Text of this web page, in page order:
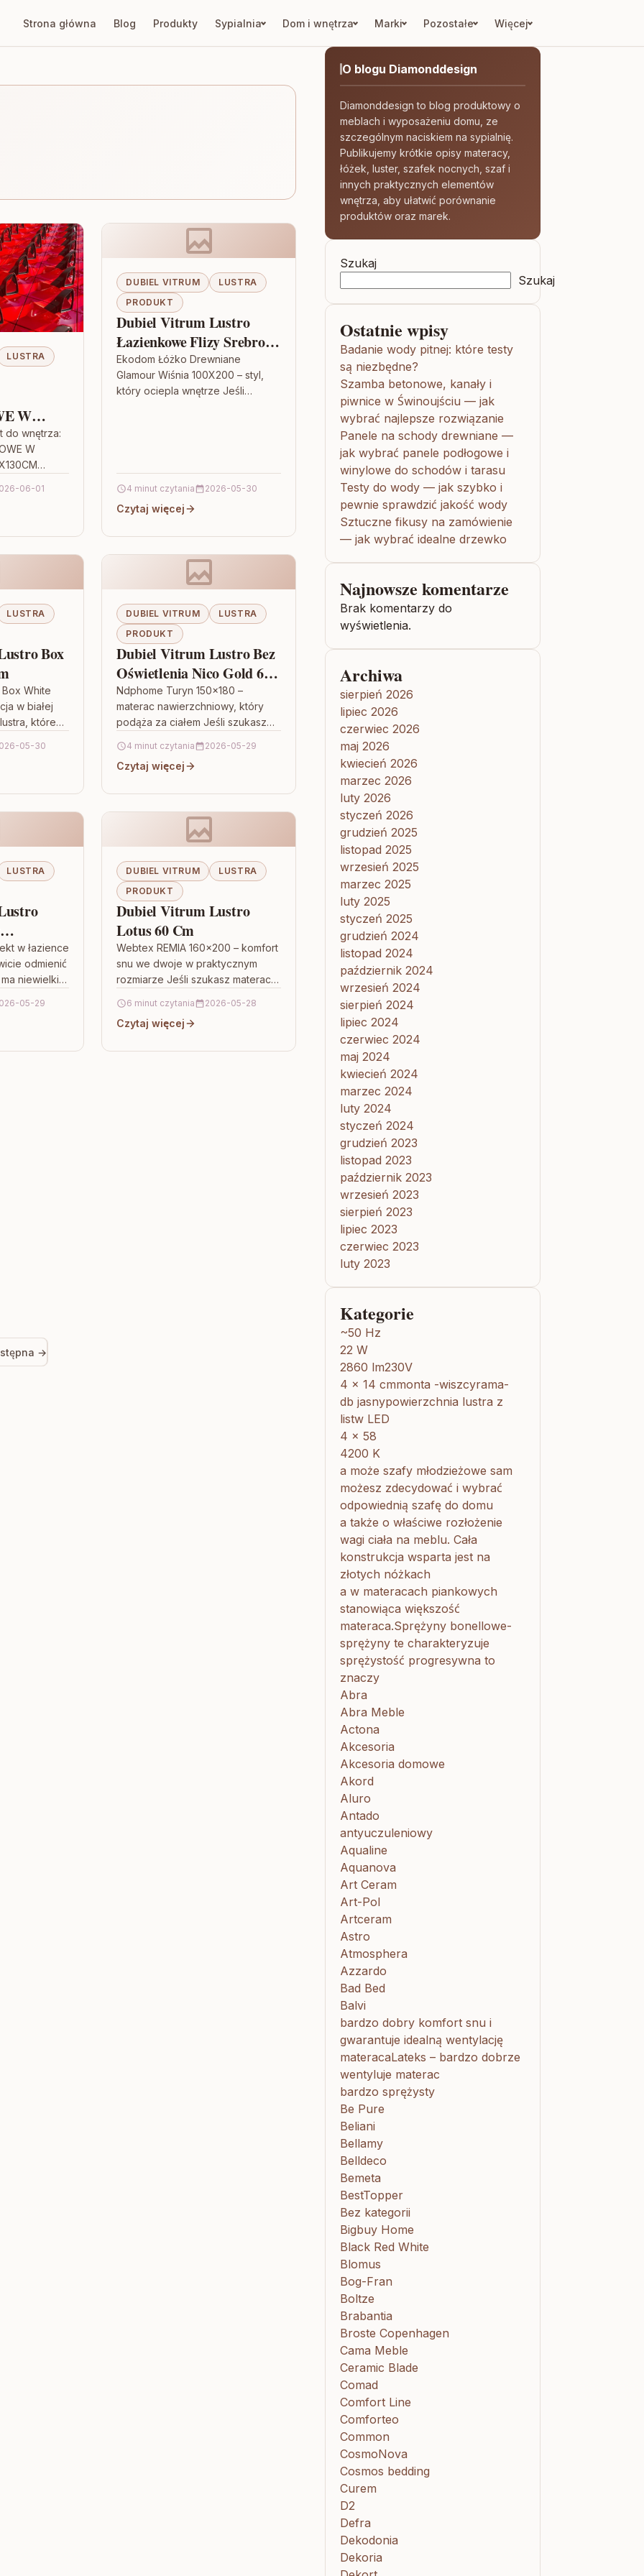
Strona główna Blog Produkty Sypialnia Dom i wnętrza Marki Pozostałe Więcej
LUSTRA
W
do wnętrza:
W
LUSTRO
06-01
DUBIEL VITRUM
LUSTRA
PRODUKT
Dubiel Vitrum Lustro
Łazienkowe Flizy Srebro
30 Cm
Ekodom Łóżko Drewniane
Glamour Wiśnia 100X200 – styl,
który ociepla wnętrze Jeśli
4 minut czytania 2026-05-30
Czytaj więcej
LUSTRA
Box
White
w białej
które
05-30
DUBIEL VITRUM
LUSTRA
PRODUKT
Dubiel Vitrum Lustro Bez
Oświetlenia Nico Gold 60
84844938
Ndphome Turyn 150×180 –
materac nawierzchniowy, który
podąża za ciałem Jeśli szukasz
snu bez wymiany całego łóżka,
Ndphome Turyn 150×180…
4 minut czytania 2026-05-29
Czytaj więcej
LUSTRA
Srebro
w łazience
odmienić
niewielki
Flizy
05-29
DUBIEL VITRUM
LUSTRA
PRODUKT
Dubiel Vitrum Lustro
Lotus 60 Cm
Webtex REMIA 160×200 – komfort
snu we dwoje w praktycznym
rozmiarze Jeśli szukasz materaca
rozsądną przestrzeń, a
jednocześnie daje realne
6 minut czytania 2026-05-28
Czytaj więcej
→
O blogu Diamonddesign
Diamonddesign to blog produktowy o
meblach i wyposażeniu domu, ze
szczególnym naciskiem na sypialnię.
Publikujemy krótkie opisy materacy,
łóżek, luster, szafek nocnych, szaf i
innych praktycznych elementów
wnętrza, aby ułatwić porównanie
produktów oraz marek.
Szukaj
Szukaj
Ostatnie wpisy
Badanie wody pitnej: które testy
są niezbędne?
Szamba betonowe, kanały i
piwnice w Świnoujściu — jak
wybrać najlepsze rozwiązanie
Panele na schody drewniane —
jak wybrać panele podłogowe i
winylowe do schodów i tarasu
Testy do wody — jak szybko i
pewnie sprawdzić jakość wody
Sztuczne fikusy na zamówienie
— jak wybrać idealne drzewko
Najnowsze komentarze
Brak komentarzy do
wyświetlenia.
Archiwa
sierpień 2026
lipiec 2026
czerwiec 2026
maj 2026
kwiecień 2026
marzec 2026
luty 2026
styczeń 2026
grudzień 2025
listopad 2025
wrzesień 2025
marzec 2025
luty 2025
styczeń 2025
grudzień 2024
listopad 2024
październik 2024
wrzesień 2024
sierpień 2024
lipiec 2024
czerwiec 2024
maj 2024
kwiecień 2024
marzec 2024
luty 2024
styczeń 2024
grudzień 2023
listopad 2023
październik 2023
wrzesień 2023
sierpień 2023
lipiec 2023
czerwiec 2023
luty 2023
Kategorie
~50 Hz
22 W
2860 lm230V
4 x 14 cmmonta -wiszcyrama-
db jasnypowierzchnia lustra z
listw LED
4 x 58
4200 K
a może szafy młodzieżowe sam
możesz zdecydować i wybrać
odpowiednią szafę do domu
a także o właściwe rozłożenie
wagi ciała na meblu. Cała
konstrukcja wsparta jest na
złotych nóżkach
a w materacach piankowych
stanowiąca większość
materaca.Sprężyny bonellowe-
sprężyny te charakteryzuje
sprężystość progresywna to
znaczy
Abra
Abra Meble
Actona
Akcesoria
Akcesoria domowe
Akord
Aluro
Antado
antyuczuleniowy
Aqualine
Aquanova
Art Ceram
Art-Pol
Artceram
Astro
Atmosphera
Azzardo
Bad Bed
Balvi
bardzo dobry komfort snu i
gwarantuje idealną wentylację
materacaLateks – bardzo dobrze
wentyluje materac
bardzo sprężysty
Be Pure
Beliani
Bellamy
Belldeco
Bemeta
BestTopper
Bez kategorii
Bigbuy Home
Black Red White
Blomus
Bog-Fran
Boltze
Brabantia
Broste Copenhagen
Cama Meble
Ceramic Blade
Comad
Comfort Line
Comforteo
Common
CosmoNova
Cosmos bedding
Curem
D2
Defra
Dekodonia
Dekoria